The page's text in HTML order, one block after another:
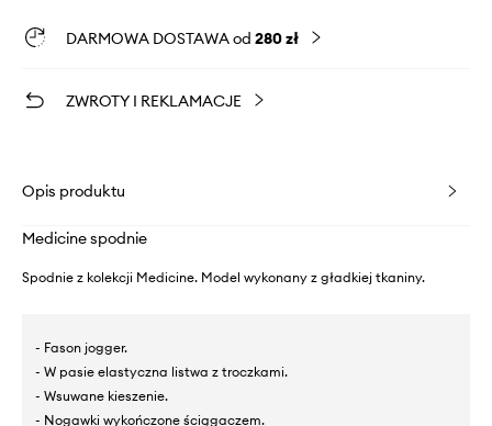
DARMOWA DOSTAWA od 280 zł
ZWROTY I REKLAMACJE
Opis produktu
Medicine spodnie
Spodnie z kolekcji Medicine. Model wykonany z gładkiej tkaniny.
- Fason jogger.
- W pasie elastyczna listwa z troczkami.
- Wsuwane kieszenie.
- Nogawki wykończone ściągaczem.